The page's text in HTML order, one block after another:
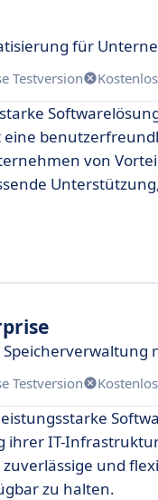
für
Testversion
von
Testversion
IT-
und
zu halten.